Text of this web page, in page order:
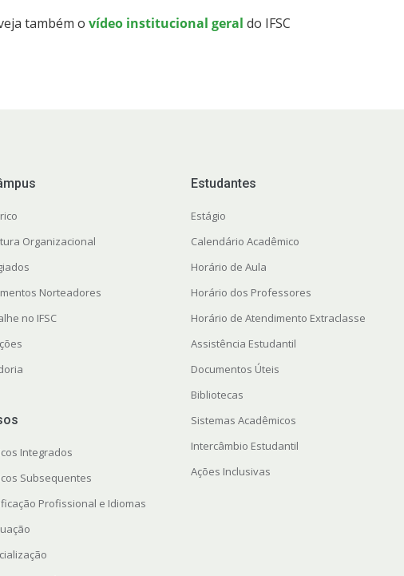
também o vídeo institucional geral do IFSC
Organizacional
Norteadores
no IFSC
Integrados
Subsequentes
Profissional e Idiomas
Estudantes
Estágio
Calendário Acadêmico
Horário de Aula
Horário dos Professores
Horário de Atendimento Extraclasse
Assistência Estudantil
Documentos Úteis
Bibliotecas
Sistemas Acadêmicos
Intercâmbio Estudantil
Ações Inclusivas